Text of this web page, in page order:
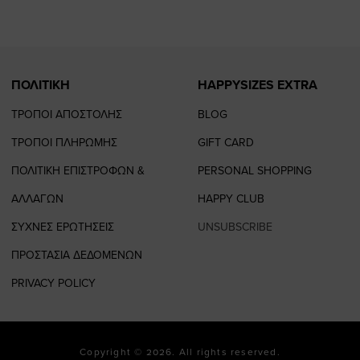
ΠΟΛΙΤΙΚΗ
ΤΡΟΠΟΙ ΑΠΟΣΤΟΛΗΣ
ΤΡΟΠΟΙ ΠΛΗΡΩΜΗΣ
ΠΟΛΙΤΙΚΗ ΕΠΙΣΤΡΟΦΩΝ &
ΑΛΛΑΓΩΝ
ΣΥΧΝΕΣ ΕΡΩΤΗΣΕΙΣ
ΠΡΟΣΤΑΣΙΑ ΔΕΔΟΜΕΝΩΝ
PRIVACY POLICY
HAPPYSIZES EXTRA
BLOG
GIFT CARD
PERSONAL SHOPPING
HAPPY CLUB
UNSUBSCRIBE
Copyright © 2026. All rights reserved.